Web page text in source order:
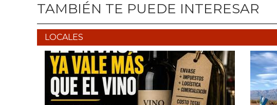
TAMBIÉN TE PUEDE INTERESAR
LOCALES